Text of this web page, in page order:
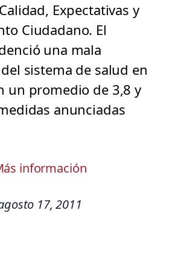
Expectativas y
Ciudadano. El
una mala
sistema de salud en
un promedio de 3,8 y
anunciadas
información
17, 2011